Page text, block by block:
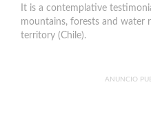
It is a contemplative
mountains, forests and water
territory (Chile).
ANUNCIO